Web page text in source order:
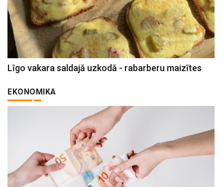
Līgo vakara saldajā uzkodā - rabarberu maizītes
EKONOMIKA